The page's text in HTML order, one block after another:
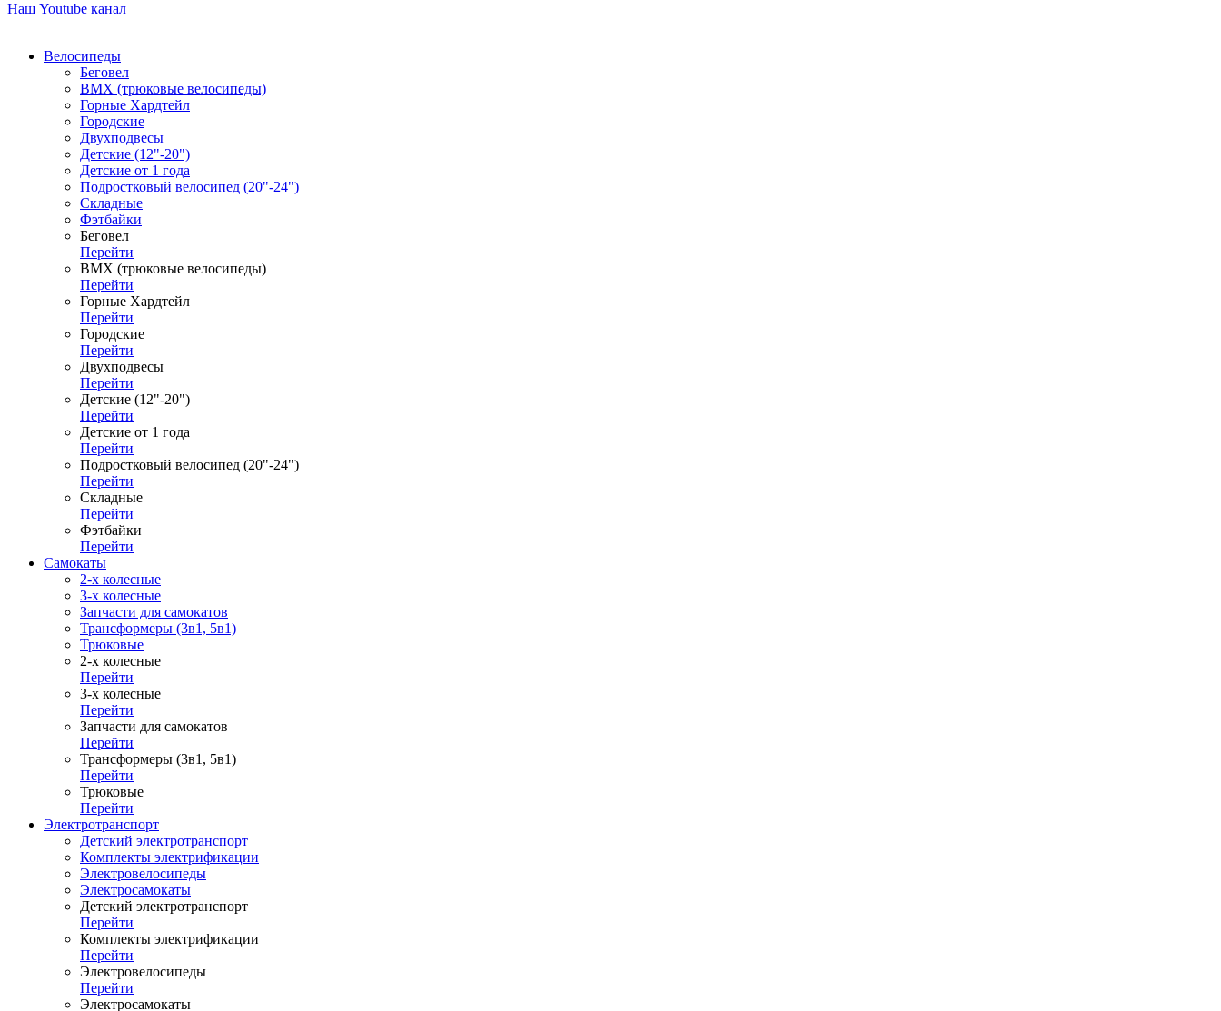
Наш Youtube канал
Велосипеды
Беговел
ВМХ (трюковые велосипеды)
Горные Хардтейл
Городские
Двухподвесы
Детские (12"-20")
Детские от 1 года
Подростковый велосипед (20"-24")
Складные
Фэтбайки
Беговел
Перейти
ВМХ (трюковые велосипеды)
Перейти
Горные Хардтейл
Перейти
Городские
Перейти
Двухподвесы
Перейти
Детские (12"-20")
Перейти
Детские от 1 года
Перейти
Подростковый велосипед (20"-24")
Перейти
Складные
Перейти
Фэтбайки
Перейти
Самокаты
2-х колесные
3-х колесные
Запчасти для самокатов
Трансформеры (3в1, 5в1)
Трюковые
2-х колесные
Перейти
3-х колесные
Перейти
Запчасти для самокатов
Перейти
Трансформеры (3в1, 5в1)
Перейти
Трюковые
Перейти
Электротранспорт
Детский электротранспорт
Комплекты электрификации
Электровелосипеды
Электросамокаты
Детский электротранспорт
Перейти
Комплекты электрификации
Перейти
Электровелосипеды
Перейти
Электросамокаты